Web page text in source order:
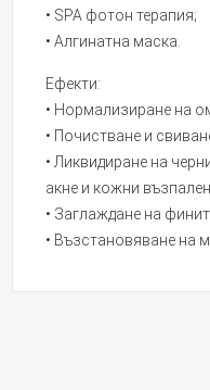
• SPA фотон терапия;
• Алгинатна маска.
Ефекти:
• Нормализиране на
• Почистване и
• Ликвидиране на
акне и кожни
• Заглаждане на
• Възстановяване на